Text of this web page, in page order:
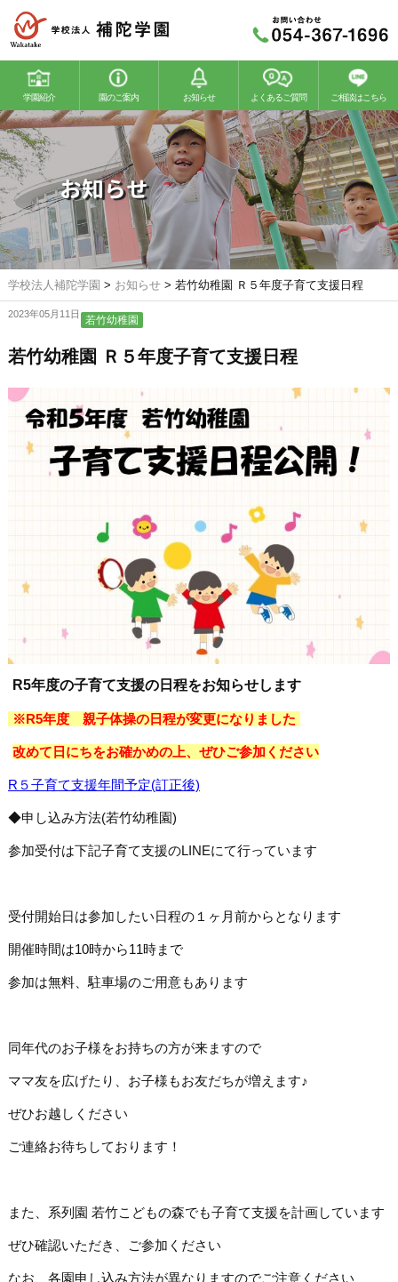
学園紹介 園のご案内
若竹幼稚園 若竹こどもの森
お知らせ よくあるご質問 ご相談はこちら
お知らせ
学校法人補陀学園 > お知らせ> 若竹幼稚園 Ｒ５年度子育て支援日程
2023年05月11日 若竹幼稚園
若竹幼稚園 Ｒ５年度子育て支援日程
R5年度の子育て支援の日程をお知らせします
※R5年度 親子体操の日程が変更になりました
改めて日にちをお確かめの上、ぜひご参加ください
R５子育て支援年間予定(訂正後)
◆申し込み方法(若竹幼稚園)
参加受付は下記子育て支援のLINEにて行っています
受付開始日は参加したい日程の１ヶ月前からとなります
開催時間は10時から11時まで
参加は無料、駐車場のご用意もあります
同年代のお子様をお持ちの方が来ますので
ママ友を広げたり、お子様もお友だちが増えます♪
ぜひお越しください
ご連絡お待ちしております！
また、系列園 若竹こどもの森でも子育て支援を計画しています
ぜひ確認いただき、ご参加ください
なお、各園申し込み方法が異なりますのでご注意ください